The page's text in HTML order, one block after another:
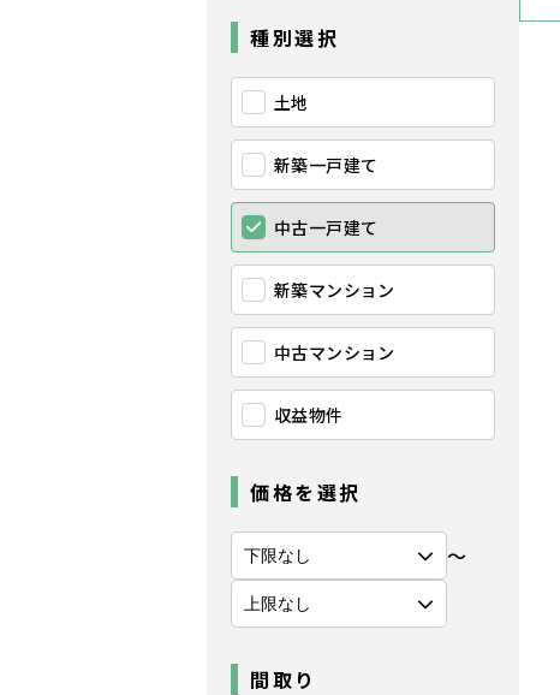
種別選択
土地
新築一戸建て
中古一戸建て
新築マンション
中古マンション
収益物件
価格を選択
〜
間取り